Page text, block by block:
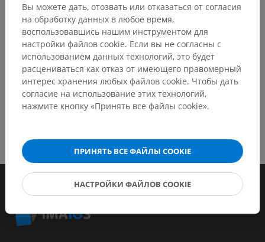
Вы можете дать, отозвать или отказаться от согласия
на обработку данных в любое время,
воспользовавшись нашим инструментом для
настройки файлов cookie. Если вы не согласны с
использованием данных технологий, это будет
расцениваться как отказ от имеющего правомерный
интерес хранения любых файлов cookie. Чтобы дать
согласие на использование этих технологий,
нажмите кнопку «Принять все файлы cookie».
ПРИНЯТЬ ВСЕ ФАЙЛЫ COOKIE
НАСТРОЙКИ ФАЙЛОВ COOKIE